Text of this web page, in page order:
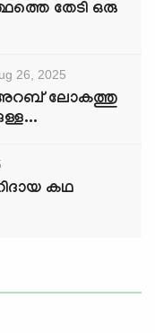
തേടി ഒരു
26, 2025
അറബ് ലോകത്തു
കഥ